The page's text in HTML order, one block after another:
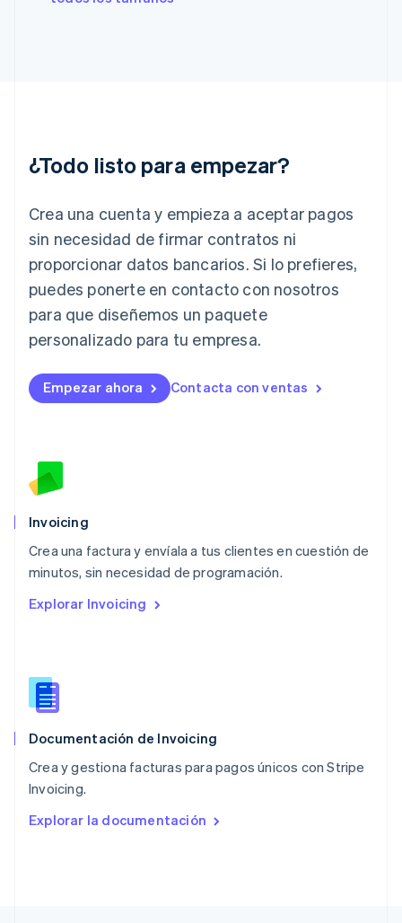
¿Todo listo para empezar?
Crea una cuenta y empieza a aceptar pagos
sin necesidad de firmar contratos ni
proporcionar datos bancarios. Si lo prefieres,
puedes ponerte en contacto con nosotros
para que diseñemos un paquete
personalizado para tu empresa.
Empezar ahora Contacta con ventas
Invoicing
Crea una factura y envíala a tus clientes en cuestión de
minutos, sin necesidad de programación.
Explorar Invoicing
Documentación de Invoicing
Crea y gestiona facturas para pagos únicos con Stripe
Invoicing.
Explorar la documentación
Gibraltar
English
Italiano English
日本語English
Letonia
English
Liechtenstein
Deutsch English
Lituania
Luxemburgo
FrançaisDeutschEnglish
Malasia
English
México
Noruega
English
Nueva Zelandia
English
NederlandsEnglish
Português
RAE de Hong Kong, China
Reino Unido
República Checa
English
English